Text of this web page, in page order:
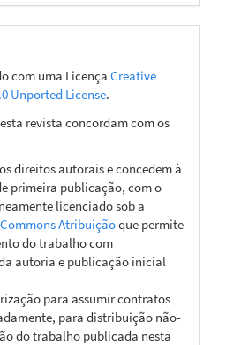
com uma Licença Creative
Unported License.
revista concordam com os
direitos autorais e concedem à
primeira publicação, com o
licenciado sob a
Atribuiçãoque permite
do trabalho com
autoria e publicação inicial
para assumir contratos
para distribuição não-
do trabalho publicada nesta